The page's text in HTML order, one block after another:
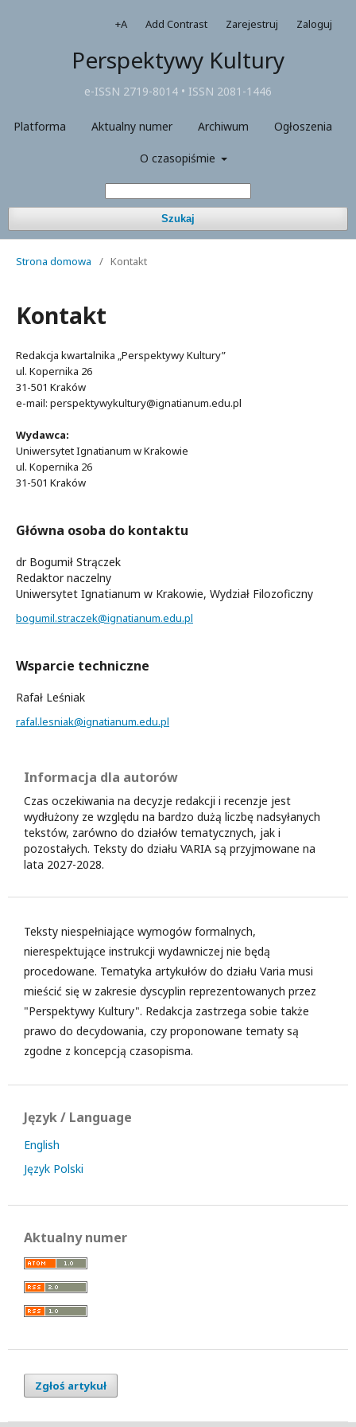
Perspektywy Kultury
e-ISSN 2719-8014 • ISSN 2081-1446
Platforma Aktualny numer Archiwum Ogłoszenia
O czasopiśmie
Szukaj
+A Add Contrast Zarejestruj Zaloguj
Strona domowa / Kontakt
Kontakt
Redakcja kwartalnika „Perspektywy Kultury”
ul. Kopernika 26
31-501 Kraków
e-mail: perspektywykultury@ignatianum.edu.pl
Wydawca:
Uniwersytet Ignatianum w Krakowie
ul. Kopernika 26
31-501 Kraków
Główna osoba do kontaktu
dr Bogumił Strączek
Redaktor naczelny
Uniwersytet Ignatianum w Krakowie, Wydział Filozoficzny
bogumil.straczek@ignatianum.edu.pl
Wsparcie techniczne
Rafał Leśniak
rafal.lesniak@ignatianum.edu.pl
Informacja dla autorów
Czas oczekiwania na decyzje redakcji i recenzje jest
wydłużony ze względu na bardzo dużą liczbę nadsyłanych
tekstów, zarówno do działów tematycznych, jak i
pozostałych. Teksty do działu VARIA są przyjmowane na
lata 2027-2028.
Teksty niespełniające wymogów formalnych,
nierespektujące instrukcji wydawniczej nie będą
procedowane. Tematyka artykułów do działu Varia musi
mieścić się w zakresie dyscyplin reprezentowanych przez
"Perspektywy Kultury". Redakcja zastrzega sobie także
prawo do decydowania, czy proponowane tematy są
zgodne z koncepcją czasopisma.
Język / Language
English
Język Polski
Aktualny numer
Zgłoś artykuł